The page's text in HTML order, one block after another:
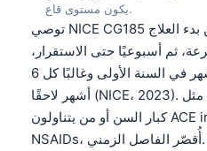
يكون مستوى قاع.
توصي NICE CG185 بفحص الليثيوم بعد أسبوع من بدء العلاج
ثم أسبوعيًا حتى الاستقرار،
مع استمرار المراقبة كل 3 أشهر في السنة الأولى وغالبًا كل 6
أشهر لاحقًا (NICE، 2023). في المرضى الأعلى خطورة، مثل
كبار السن أو من يتناولون ACE inhibitors أو مدرات البول أو
NSAIDs، أُقصّر الفاصل الزمني.
Italiano
Español
Português
Ελληνικά
Türkçe